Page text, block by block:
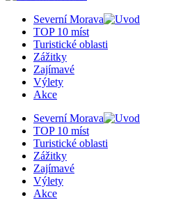
Severní Morava
TOP 10 míst
Turistické oblasti
Zážitky
Zajímavé
Výlety
Akce
Severní Morava
TOP 10 míst
Turistické oblasti
Zážitky
Zajímavé
Výlety
Akce